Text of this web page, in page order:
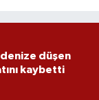
denize düşen
kaybetti